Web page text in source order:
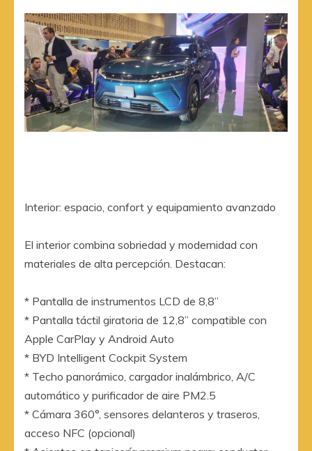
Interior: espacio, confort y equipamiento avanzado
El interior combina sobriedad y modernidad con
materiales de alta percepción. Destacan:
* Pantalla de instrumentos LCD de 8,8”
* Pantalla táctil giratoria de 12,8” compatible con
Apple CarPlay y Android Auto
* BYD Intelligent Cockpit System
* Techo panorámico, cargador inalámbrico, A/C
automático y purificador de aire PM2.5
* Cámara 360°, sensores delanteros y traseros,
acceso NFC (opcional)